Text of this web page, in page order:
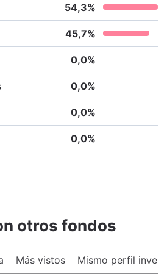
54,3%
45,7%
0,0%
0,0%
0,0%
0,0%
otros fondos
Más vistos Mismo perfil